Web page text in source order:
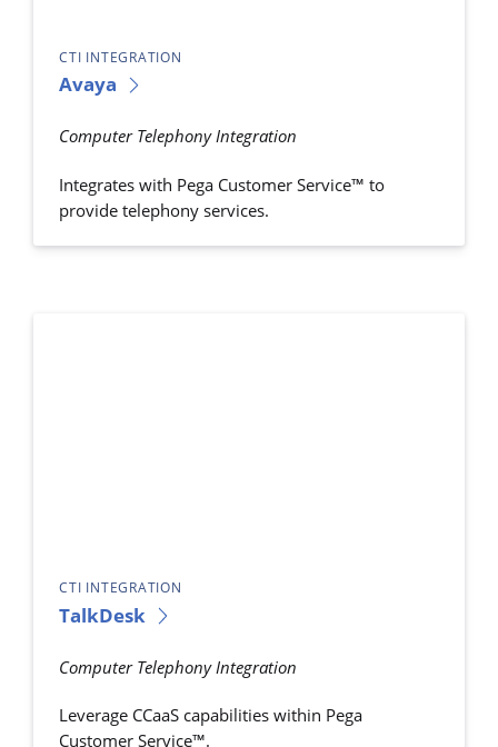
Avaya
CTI INTEGRATION
Computer Telephony Integration
Integrates with Pega Customer Service™ to
provide telephony services.
TalkDesk
CTI INTEGRATION
Computer Telephony Integration
Leverage CCaaS capabilities within Pega
Customer Service™.